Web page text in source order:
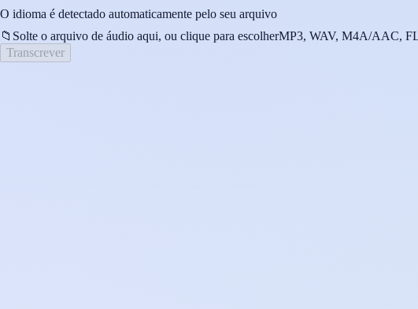
O idioma é detectado automaticamente pelo seu arquivo
📁 Solte o arquivo de áudio aqui, ou clique para escolherMP3, WAV, M4A/AAC,
Transcrever